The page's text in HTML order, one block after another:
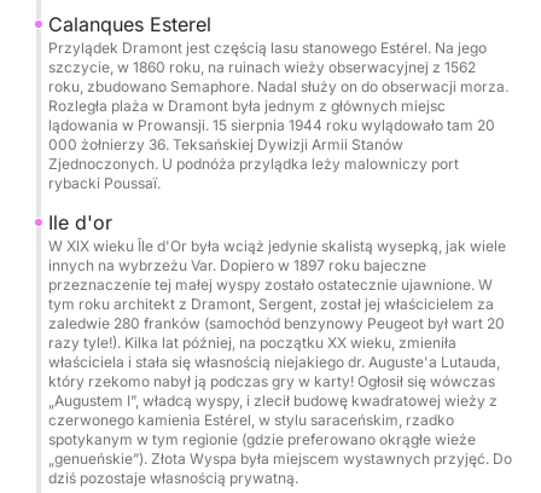
Paddleboarding i snorkeling
Pełny sprzęt bezpieczeństwa
Dodatki i opcje (płatne w porcie):
Seabob: 80 € / rezerwacja
Wakeboard: 50 € / dzień
Donut: 50 € / rezerwacja
Fotograf / dron na życzenie
Catering / lunch na pokładzie: 50 € / osoba
Ręcznik plażowy: 5 € / dzień
Kucharz: 250 € / dzień
Możliwe trasy:
Cannes i jego krystalicznie czyste wody
Saint-Tropez
Porquerolles i wyspy Port-Cros
Calanques Esterel
Przylądek Dramont jest częścią lasu stanowego Estérel. Na jego
szczycie, w 1860 roku, na ruinach wieży obserwacyjnej z 1562
roku, zbudowano Semaphore. Nadal służy on do obserwacji morza.
Rozległa plaża w Dramont była jednym z głównych miejsc
lądowania w Prowansji. 15 sierpnia 1944 roku wylądowało tam 20
000 żołnierzy 36. Teksańskiej Dywizji Armii Stanów
Zjednoczonych. U podnóża przylądka leży malowniczy port
rybacki Poussaï.
Ile d'or
W XIX wieku Île d'Or była wciąż jedynie skalistą wysepką, jak wiele
innych na wybrzeżu Var. Dopiero w 1897 roku bajeczne
przeznaczenie tej małej wyspy zostało ostatecznie ujawnione. W
tym roku architekt z Dramont, Sergent, został jej właścicielem za
zaledwie 280 franków (samochód benzynowy Peugeot był wart 20
razy tyle!). Kilka lat później, na początku XX wieku, zmieniła
właściciela i stała się własnością niejakiego dr. Auguste'a Lutauda,
który rzekomo nabył ją podczas gry w karty! Ogłosił się wówczas
„Augustem I”, władcą wyspy, i zlecił budowę kwadratowej wieży z
czerwonego kamienia Estérel, w stylu saraceńskim, rzadko
spotykanym w tym regionie (gdzie preferowano okrągłe wieże
„genueńskie”). Złota Wyspa była miejscem wystawnych przyjęć. Do
dziś pozostaje własnością prywatną.